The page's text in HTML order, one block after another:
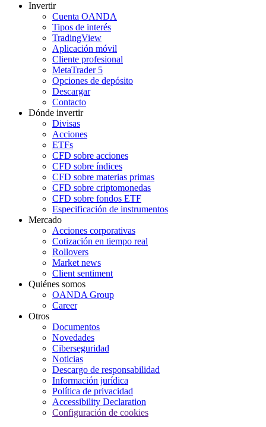
Invertir
Cuenta OANDA
Tipos de interés
TradingView
Aplicación móvil
Cliente profesional
MetaTrader 5
Opciones de depósito
Descargar
Contacto
Dónde invertir
Divisas
Acciones
ETFs
CFD sobre acciones
CFD sobre índices
CFD sobre materias primas
CFD sobre criptomonedas
CFD sobre fondos ETF
Especificación de instrumentos
Mercado
Acciones corporativas
Cotización en tiempo real
Rollovers
Market news
Client sentiment
Quiénes somos
OANDA Group
Career
Otros
Documentos
Novedades
Ciberseguridad
Noticias
Descargo de responsabilidad
Información jurídica
Política de privacidad
Accessibility Declaration
Configuración de cookies